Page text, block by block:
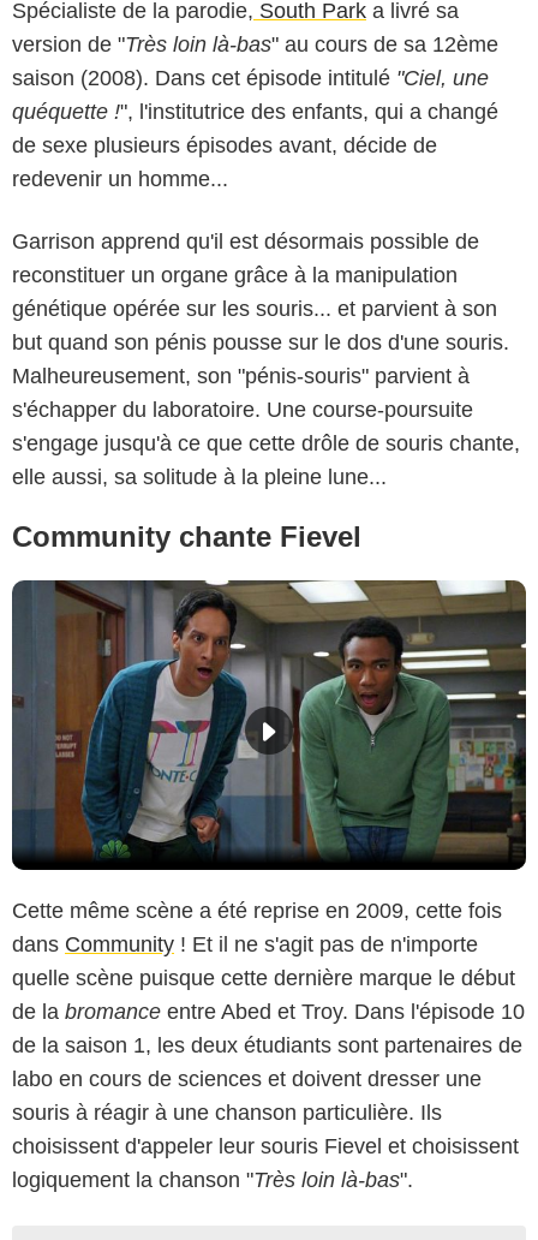
Spécialiste de la parodie, South Park a livré sa
version de "Très loin là-bas" au cours de sa 12ème
saison (2008). Dans cet épisode intitulé "Ciel, une
quéquette !", l'institutrice des enfants, qui a changé
de sexe plusieurs épisodes avant, décide de
redevenir un homme...
Garrison apprend qu'il est désormais possible de
reconstituer un organe grâce à la manipulation
génétique opérée sur les souris... et parvient à son
but quand son pénis pousse sur le dos d'une souris.
Malheureusement, son "pénis-souris" parvient à
s'échapper du laboratoire. Une course-poursuite
s'engage jusqu'à ce que cette drôle de souris chante,
elle aussi, sa solitude à la pleine lune...
Community chante Fievel
Cette même scène a été reprise en 2009, cette fois
dans Community ! Et il ne s'agit pas de n'importe
quelle scène puisque cette dernière marque le début
de la bromance entre Abed et Troy. Dans l'épisode 10
de la saison 1, les deux étudiants sont partenaires de
labo en cours de sciences et doivent dresser une
souris à réagir à une chanson particulière. Ils
choisissent d'appeler leur souris Fievel et choisissent
logiquement la chanson "Très loin là-bas".